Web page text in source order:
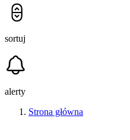
sortuj
alerty
Strona główna